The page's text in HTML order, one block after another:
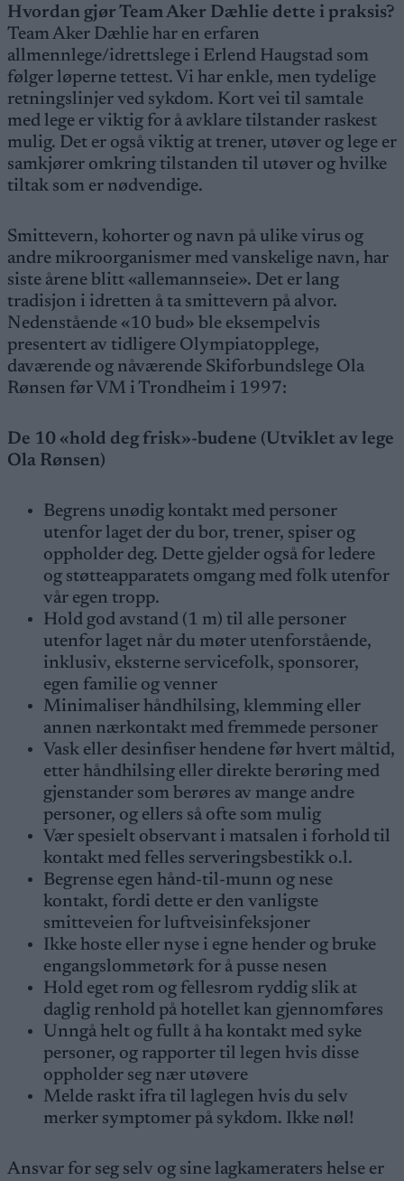
Hvordan gjør Team Aker Dæhlie dette i praksis?
Team Aker Dæhlie har en erfaren
allmennlege/idrettslege i Erlend Haugstad som
følger løperne tettest. Vi har enkle, men tydelige
retningslinjer ved sykdom. Kort vei til samtale
med lege er viktig for å avklare tilstander raskest
mulig. Det er også viktig at trener, utøver og lege er
samkjører omkring tilstanden til utøver og hvilke
tiltak som er nødvendige.
Smittevern, kohorter og navn på ulike virus og
andre mikroorganismer med vanskelige navn, har
siste årene blitt «allemannseie». Det er lang
tradisjon i idretten å ta smittevern på alvor.
Nedenstående «10 bud» ble eksempelvis
presentert av tidligere Olympiatopplege,
daværende og nåværende Skiforbundslege Ola
Rønsen før VM i Trondheim i 1997:
De 10 «hold deg frisk»-budene (Utviklet av lege
Ola Rønsen)
Begrens unødig kontakt med personer
utenfor laget der du bor, trener, spiser og
oppholder deg. Dette gjelder også for ledere
og støtteapparatets omgang med folk utenfor
vår egen tropp.
Hold god avstand (1 m) til alle personer
utenfor laget når du møter utenforstående,
inklusiv, eksterne servicefolk, sponsorer,
egen familie og venner
Minimaliser håndhilsing, klemming eller
annen nærkontakt med fremmede personer
Vask eller desinfiser hendene før hvert måltid,
etter håndhilsing eller direkte berøring med
gjenstander som berøres av mange andre
personer, og ellers så ofte som mulig
Vær spesielt observant i matsalen i forhold til
kontakt med felles serveringsbestikk o.l.
Begrense egen hånd-til-munn og nese
kontakt, fordi dette er den vanligste
smitteveien for luftveisinfeksjoner
Ikke hoste eller nyse i egne hender og bruke
engangslommetørk for å pusse nesen
Hold eget rom og fellesrom ryddig slik at
daglig renhold på hotellet kan gjennomføres
Unngå helt og fullt å ha kontakt med syke
personer, og rapporter til legen hvis disse
oppholder seg nær utøvere
Melde raskt ifra til laglegen hvis du selv
merker symptomer på sykdom. Ikke nøl!
Ansvar for seg selv og sine lagkameraters helse er